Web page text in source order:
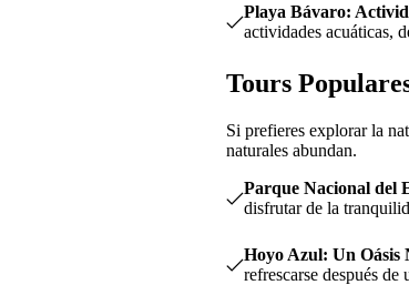
Playa Bávaro:
actividades acuáticas,
Tours
Si prefieres explorar la
naturales abundan.
Parque Nacional del
disfrutar de la
Hoyo Azul: Un Oásis
refrescarse después de